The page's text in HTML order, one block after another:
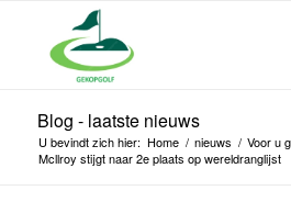
Blog - laatste nieuws
U bevindt zich hier: Home / nieuws / Voor u
Mcllroy stijgt naar 2e plaats op wereldranglijst